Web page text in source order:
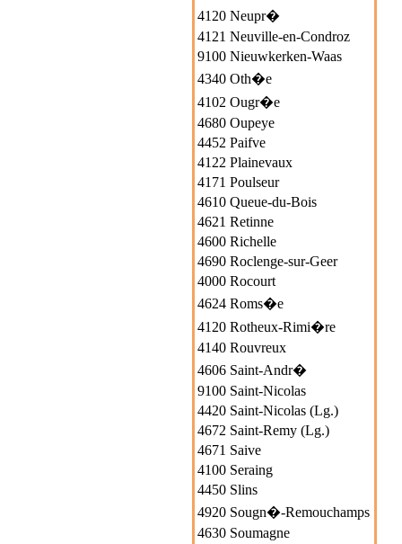
4120 Neupr�
4121 Neuville-en-Condroz
9100 Nieuwkerken-Waas
4340 Oth�e
4102 Ougr�e
4680 Oupeye
4452 Paifve
4122 Plainevaux
4171 Poulseur
4610 Queue-du-Bois
4621 Retinne
4600 Richelle
4690 Roclenge-sur-Geer
4000 Rocourt
4624 Roms�e
4120 Rotheux-Rimi�re
4140 Rouvreux
4606 Saint-Andr�
9100 Saint-Nicolas
4420 Saint-Nicolas (Lg.)
4672 Saint-Remy (Lg.)
4671 Saive
4100 Seraing
4450 Slins
4920 Sougn�-Remouchamps
4630 Soumagne